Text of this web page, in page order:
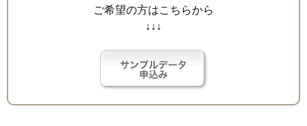
ご希望の方はこちらから
↓↓↓